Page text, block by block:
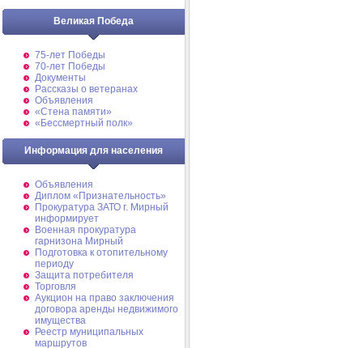
Великая Победа
75-лет Победы
70-лет Победы
Документы
Рассказы о ветеранах
Объявления
«Стена памяти»
«Бессмертный полк»
Информация для населения
Объявления
Диплом «Признательность»
Прокуратура ЗАТО г. Мирный
информирует
Военная прокуратура
гарнизона Мирный
Подготовка к отопительному
периоду
Защита потребителя
Торговля
Аукцион на право заключения
договора аренды недвижимого
имущества
Реестр муниципальных
маршрутов